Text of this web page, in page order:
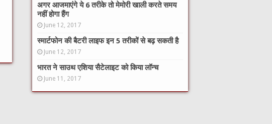
अगर आजमाएंगे ये 6 तरीके तो मेमोरी खाली करते समय
नहीं होगा हैंग
June 12, 2017
स्मार्टफोन की बैटरी लाइफ इन 5 तरीकों से बढ़ सकती है
June 12, 2017
भारत ने साउथ एशिया सैटेलाइट को किया लॉन्च
June 11, 2017